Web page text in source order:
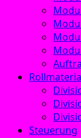
Steuerung